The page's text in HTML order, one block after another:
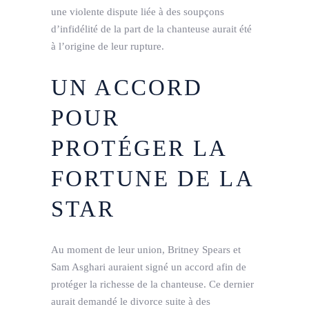
une violente dispute liée à des soupçons
d’infidélité de la part de la chanteuse aurait été
à l’origine de leur rupture.
UN ACCORD
POUR
PROTÉGER LA
FORTUNE DE LA
STAR
Au moment de leur union, Britney Spears et
Sam Asghari auraient signé un accord afin de
protéger la richesse de la chanteuse. Ce dernier
aurait demandé le divorce suite à des